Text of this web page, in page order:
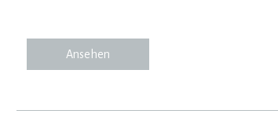
Ansehen